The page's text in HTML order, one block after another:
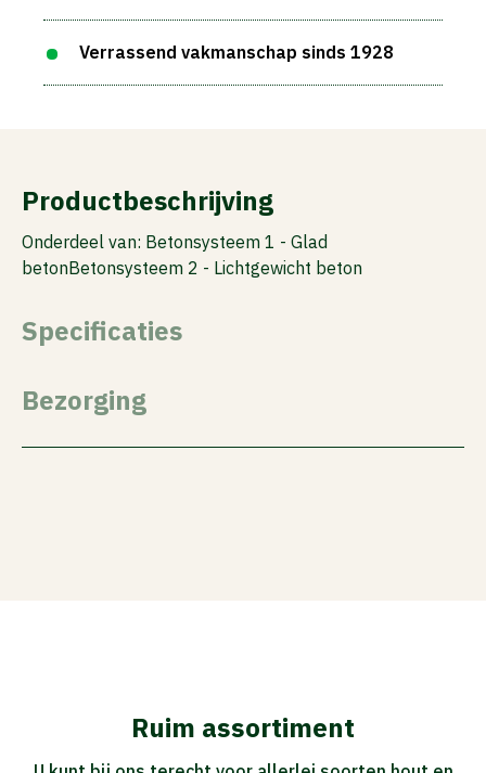
Verrassend vakmanschap sinds 1928
Productbeschrijving
Onderdeel van: Betonsysteem 1 - Glad
betonBetonsysteem 2 - Lichtgewicht beton
Specificaties
Bezorging
Ruim assortiment